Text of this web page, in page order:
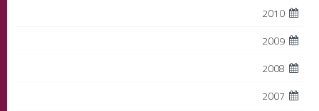
2010
2009
2008
2007